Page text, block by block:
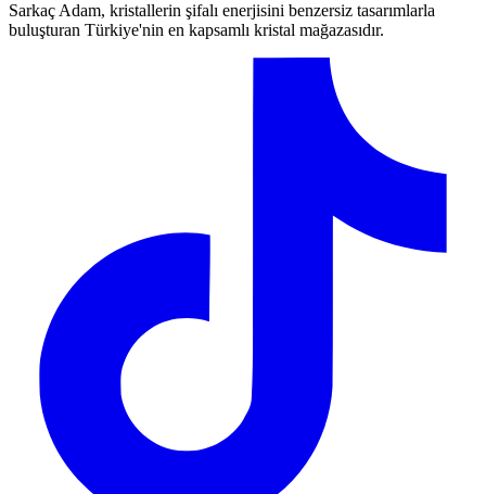
Sarkaç Adam, kristallerin şifalı enerjisini benzersiz tasarımlarla
buluşturan Türkiye'nin en kapsamlı kristal mağazasıdır.